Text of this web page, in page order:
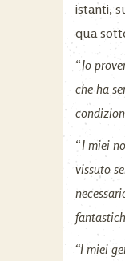
istanti,
qua
“Io
che ha
“I miei
vissuto
“I miei